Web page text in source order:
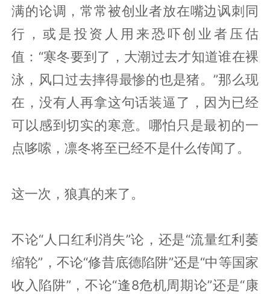
满的论调，常常被创业者放在嘴边讽刺同
行，或是投资人用来恐吓创业者压估
值：“寒冬要到了，大潮过去才知道谁在裸
泳，风口过去摔得最惨的也是猪。”那么现
在，没有人再拿这句话装逼了，因为已经
可以感到切实的寒意。哪怕只是最初的一
点哆嗦，凛冬将至已经不是什么传闻了。
这一次，狼真的来了。
不论“人口红利消失”论，还是“流量红利萎
缩轮”，不论“修昔底德陷阱”还是“中等国家
收入陷阱”，不论“逢8危机周期论”还是“康